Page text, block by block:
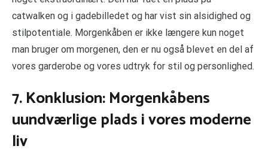
catwalken og i gadebilledet og har vist sin alsidighed og
stilpotentiale. Morgenkåben er ikke længere kun noget
man bruger om morgenen, den er nu også blevet en del af
vores garderobe og vores udtryk for stil og personlighed.
7. Konklusion: Morgenkåbens
uundværlige plads i vores moderne
liv